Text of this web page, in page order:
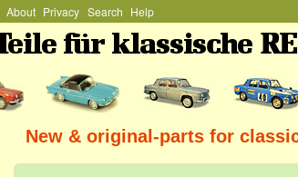
About Privacy Search Help
New & original-parts for